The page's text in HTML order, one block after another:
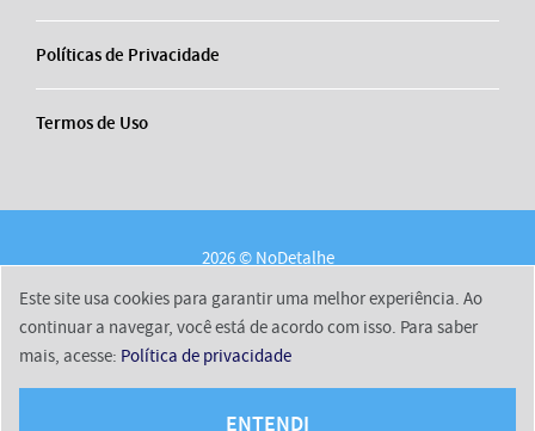
Políticas de Privacidade
Termos de Uso
2026 © NoDetalhe
Sobre a WebGo Content
Políticas de Privacidade
Termos de Uso
Este site usa cookies para garantir uma melhor experiência. Ao
continuar a navegar, você está de acordo com isso. Para saber
mais, acesse: Política de privacidade
ENTENDI